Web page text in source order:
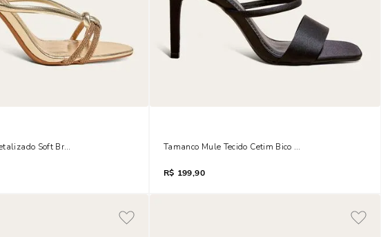
Soft Brilho Strass Salto Fino DouradoTamanco Mule Tecido Cetim Bico Quadrado Salto Fino
R$ 199,90